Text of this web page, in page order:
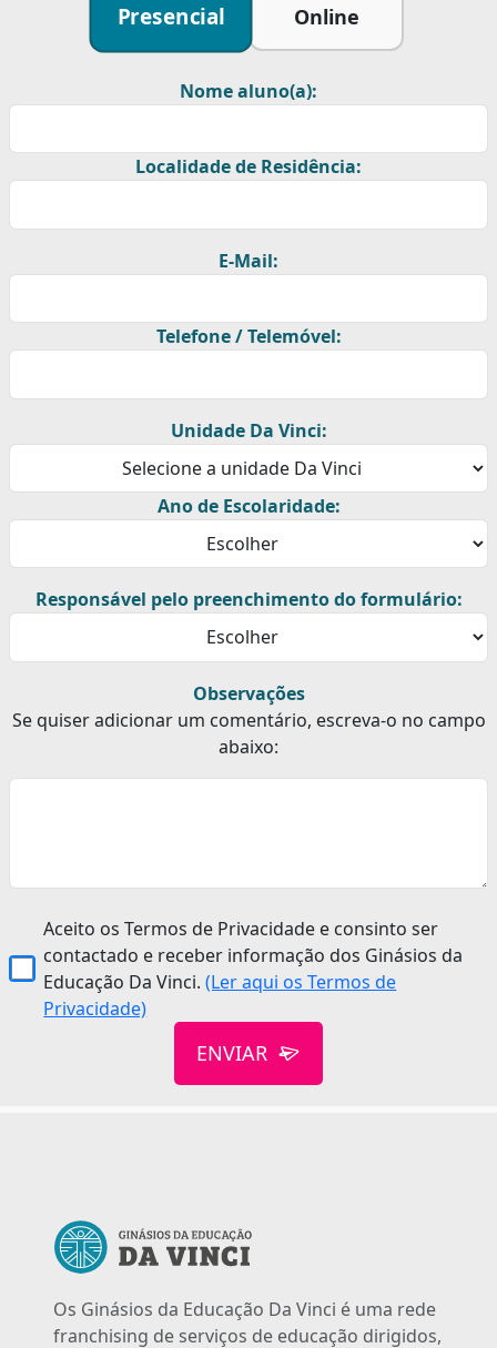
Presencial Online
Nome aluno(a):
Localidade de Residência:
E-Mail:
Telefone / Telemóvel:
Unidade Da Vinci:
Ano de Escolaridade:
Responsável pelo preenchimento do formulário:
Observações
Se quiser adicionar um comentário, escreva-o no campo
abaixo:
Aceito os Termos de Privacidade e consinto ser
contactado e receber informação dos Ginásios da
Educação Da Vinci.(Ler aqui os Termos de
Privacidade)
ENVIAR
Os Ginásios da Educação Da Vinci é uma rede
franchising de serviços de educação dirigidos,